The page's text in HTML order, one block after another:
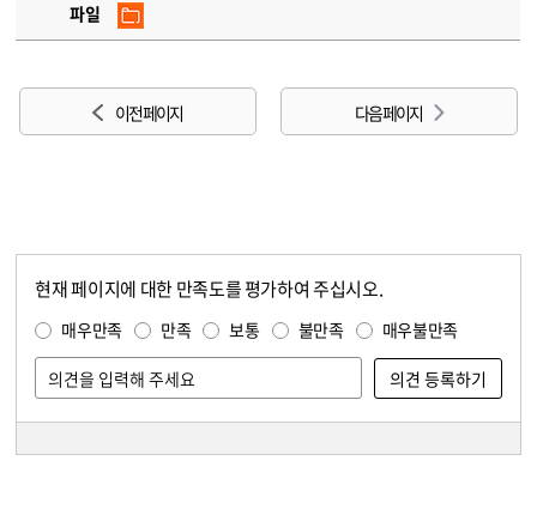
파일
이전 페이지 다음 페이지
현재 페이지에 대한 만족도를 평가하여 주십시오.
매우만족 만족 보통 불만족 매우불만족